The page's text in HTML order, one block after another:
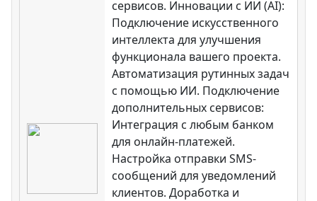
сервисов. Инновации с ИИ (AI):
Подключение искусственного
интеллекта для улучшения
функционала вашего проекта.
Автоматизация рутинных задач
с помощью ИИ. Подключение
дополнительных сервисов:
Интеграция с любым банком
для онлайн-платежей.
Настройка отправки SMS-
сообщений для уведомлений
клиентов. Доработка и